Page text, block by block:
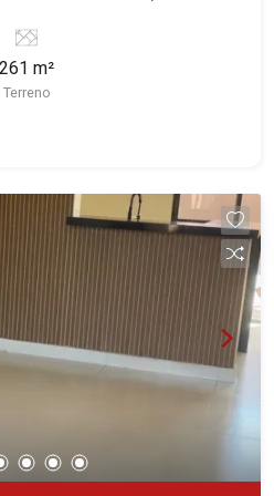
Imobiliária
-
comerciais nos bairros
Sul, reconhecidos por
e qualidade de vida
Vista,
Olhos D`Água, Vila do
Canadá, Guaporé,
Aliança, Boulevard,
Paulista, Vila Seixas,
261 m²
Terreno